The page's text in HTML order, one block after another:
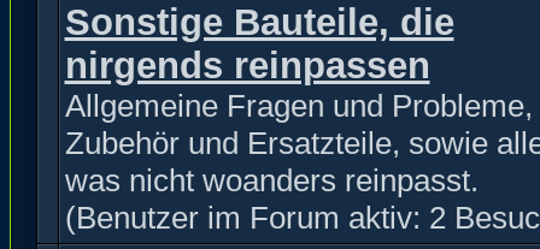
Sonstige Bauteile, die
nirgends reinpassen
Allgemeine Fragen und Probleme,
Zubehör und Ersatzteile, sowie
was nicht woanders reinpasst.
(Benutzer im Forum aktiv: 2